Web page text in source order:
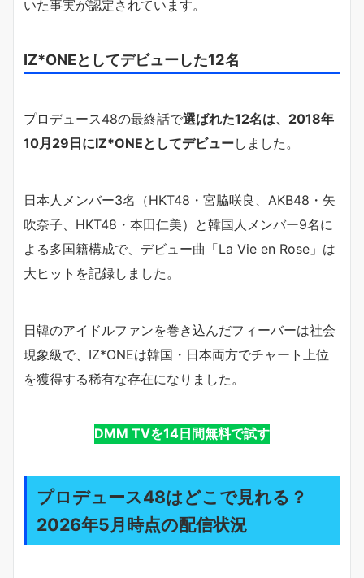
いた事実が認定されています。
IZ*ONEとしてデビューした12名
プロデュース48の最終話で選ばれた12名は、2018年
10月29日にIZ*ONEとしてデビューしました。
日本人メンバー3名（HKT48・宮脇咲良、AKB48・矢
吹奈子、HKT48・本田仁美）と韓国人メンバー9名に
よる多国籍構成で、デビュー曲「La Vie en Rose」は
大ヒットを記録しました。
日韓のアイドルファンを巻き込んだフィーバーは社会
現象級で、IZ*ONEは韓国・日本両方でチャート上位
を獲得する稀有な存在になりました。
DMM TVを14日間無料で試す
プロデュース48はどこで見れる？
2026年5月時点の配信状況